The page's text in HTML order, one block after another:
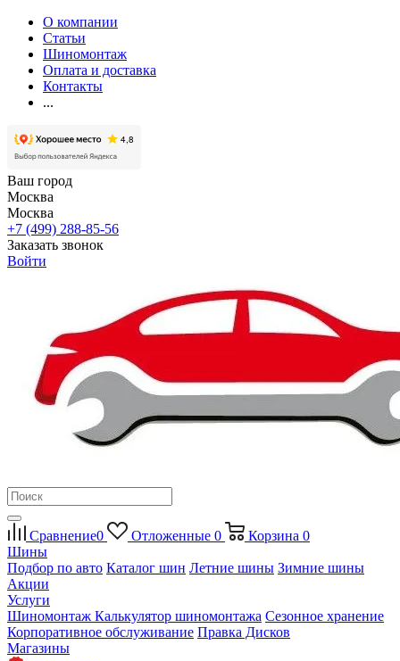
О компании
Статьи
Шиномонтаж
Оплата и доставка
Контакты
...
Ваш город
Москва
Москва
+7 (499) 288-85-56
Заказать звонок
Войти
Сравнение0 Отложенные 0 Корзина 0
Шины
Подбор по авто Каталог шин Летние шины Зимние шины
Акции
Услуги
Шиномонтаж Калькулятор шиномонтажа Сезонное хранение
Корпоративное обслуживание Правка Дисков
Магазины